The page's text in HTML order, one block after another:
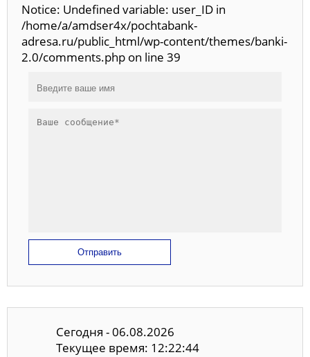
Notice: Undefined variable: user_ID in
/home/a/amdser4x/pochtabank-
adresa.ru/public_html/wp-content/themes/banki-
2.0/comments.php on line 39
Отправить
Сегодня - 06.08.2026
Текущее время: 12:22:44